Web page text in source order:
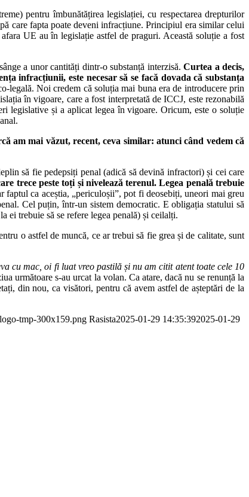
pentru îmbunătățirea legislației, cu respectarea drepturilor
care fapta poate deveni infracțiune. Principiul era similar celui
UE au în legislație astfel de praguri. Această soluție a fost
a unor cantități dintr-o substanță interzisă.Curtea a decis,
infracțiunii, este necesar să se facă dovada că substanța
legală. Noi credem că soluția mai buna era de introducere prin
în vigoare, care a fost interpretată de ICCJ, este rezonabilă
legislative și a aplicat legea în vigoare. Oricum, este o soluție
am mai văzut, recent, ceva similar: atunci când vedem că
să fie pedepsiți penal (adică să devină infractori) și cei care
trece peste toți și nivelează terenul. Legea penală trebuie
faptul ca aceștia, „periculoșii”, pot fi deosebiți, uneori mai greu
Cel puțin, într-un sistem democratic. E obligația statului să
ei trebuie să se refere legea penală) și ceilalți.
o astfel de muncă, ce ar trebui să fie grea și de calitate, sunt
cu mac, oi fi luat vreo pastilă și nu am citit atent toate cele 10
următoare s-au urcat la volan. Ca atare, dacă nu se renunță la
din nou, ca visători, pentru că avem astfel de așteptări de la
tmp-300x159.png Rasista2025-01-29 14:35:392025-01-29